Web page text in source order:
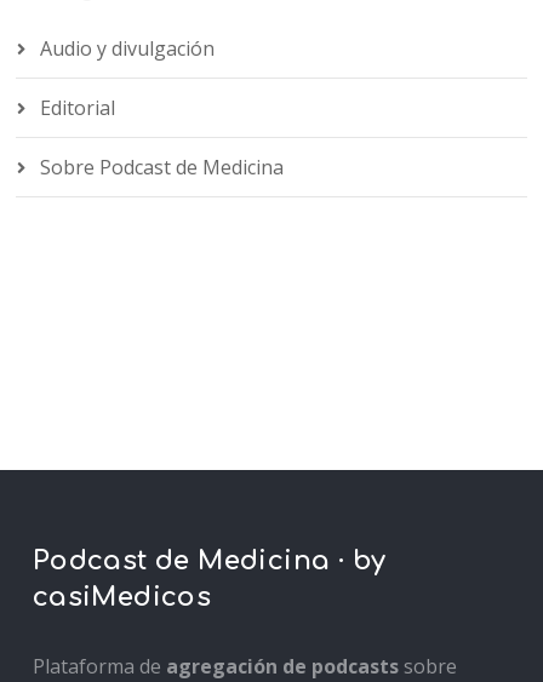
Audio y divulgación
Editorial
Sobre Podcast de Medicina
Podcast de Medicina · by
casiMedicos
Plataforma de agregación de podcastssobre